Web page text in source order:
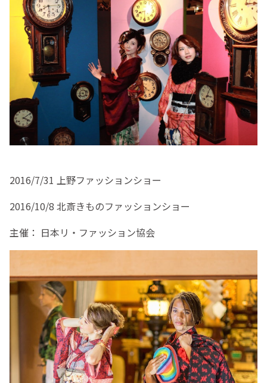
2016/7/31 上野ファッションショー
2016/10/8 北斎きものファッションショー
主催： 日本リ・ファッション協会